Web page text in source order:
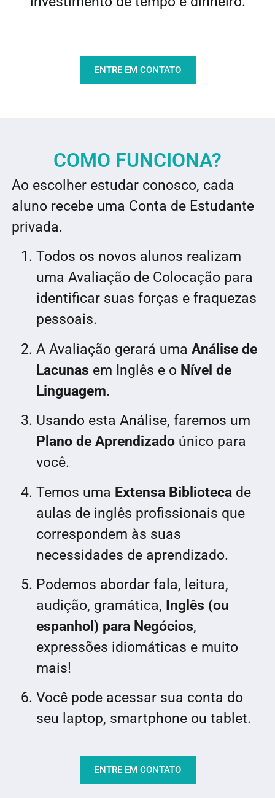
ENTRE EM CONTATO
COMO FUNCIONA?
Ao escolher estudar conosco, cada
aluno recebe uma Conta de Estudante
privada.
Todos os novos alunos realizam
uma Avaliação de Colocação para
identificar suas forças e fraquezas
pessoais.
A Avaliação gerará uma Análise de
Lacunas em Inglês e o Nível de
Linguagem.
Usando esta Análise, faremos um
Plano de Aprendizado único para
você.
Temos uma Extensa Biblioteca de
aulas de inglês profissionais que
correspondem às suas
necessidades de aprendizado.
Podemos abordar fala, leitura,
audição, gramática, Inglês (ou
espanhol) para Negócios,
expressões idiomáticas e muito
mais!
Você pode acessar sua conta do
seu laptop, smartphone ou tablet.
ENTRE EM CONTATO